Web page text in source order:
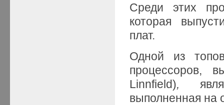
Среди этих
которая
плат.
Одной из
процессоров,
Linnfield),
выполненная на